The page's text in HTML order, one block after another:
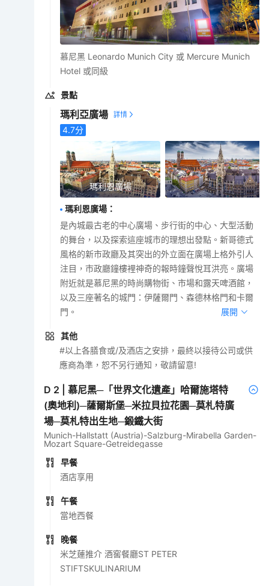
慕尼黑 Leonardo Munich City 或 Mercure Munich
Hotel 或同級
景點
瑪利亞廣場
4.7分
瑪利恩廣場
瑪利恩廣場 ：
是內城最古老的中心廣場、步行街的中心、大型活動
的舞台，以及探索這座城市的理想出發點。新哥德式
風格的新市政廳及其突出的外立面在廣場上格外引人
注目，市政廳鐘樓裡神奇的報時鐘聲悅耳洪亮。廣場
附近就是慕尼黑的時尚購物街、市場和露天啤酒館，
以及三座著名的城門：伊薩爾門、森德林格門和卡爾
門。
展開
其他
#以上各膳食或/及酒店之安排，最終以接待公司或供
應商為準，恕不另行通知，敬請留意!
D 2 |慕尼黑─「世界文化遺產」哈爾施塔特
(奧地利)─薩爾斯堡─米拉貝拉花園─莫札特廣
場─莫札特出生地─鍛鐵大街
Munich-Hallstatt (Austria)-Salzburg-Mirabella Garden-
Mozart Square-Getreidegasse
早餐
酒店享用
午餐
當地西餐
晚餐
米芝蓮推介 酒窖餐廳ST PETER
STIFTSKULINARIUM